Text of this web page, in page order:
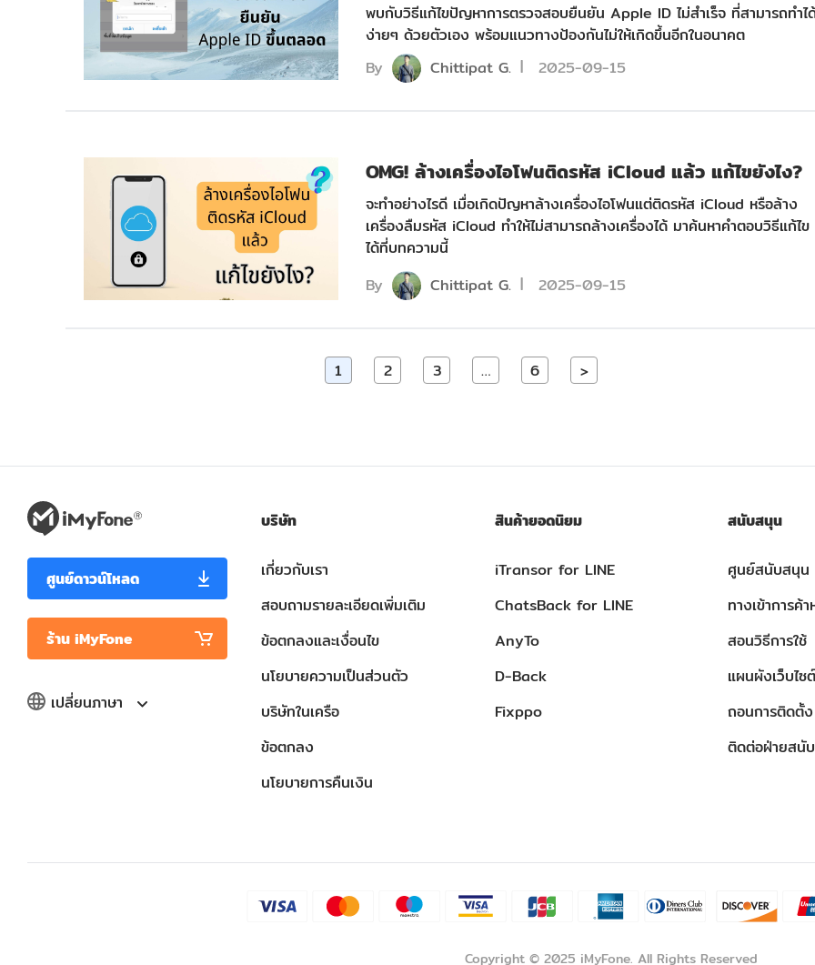
พบกับวิธีแก้ไขปัญหาการตรวจสอบยืนยัน Apple ID ไม่สําเร็จ ที่สามารถทำไ
ง่ายๆ ด้วยตัวเอง พร้อมแนวทางป้องกันไม่ให้เกิดขึ้นอีกในอนาคต
By
Chittipat G. 2025-09-15
OMG! ล้างเครื่องไอโฟนติดรหัส iCloud แล้ว แก้ไขยังไง?
จะทำอย่างไรดี เมื่อเกิดปัญหาล้างเครื่องไอโฟนแต่ติดรหัส iCloud หรือล้าง
เครื่องลืมรหัส iCloud ทำให้ไม่สามารถล้างเครื่องได้ มาค้นหาคำตอบวิธีแก้ไข
ได้ที่บทความนี้
By
Chittipat G. 2025-09-15
1 2 3 … 6 >
ศูนย์ดาวน์โหลด
ร้าน iMyFone
เปลี่ยนภาษา
บริษัท
เกี่ยวกับเรา
สอบถามรายละเอียดเพิ่มเติม
ข้อตกลงและเงื่อนไข
นโยบายความเป็นส่วนตัว
บริษัทในเครือ
ข้อตกลง
นโยบายการคืนเงิน
สินค้ายอดนิยม
iTransor for LINE
ChatsBack for LINE
AnyTo
D-Back
Fixppo
สนับสนุน
ศูนย์สนับสนุน
ทางเข้าการค้
สอนวิธีการใช้
แผนผังเว็บไซต์
ถอนการติดตั้ง
ติดต่อฝ่ายสนั
Copyright © 2025 iMyFone. All Rights Reserved